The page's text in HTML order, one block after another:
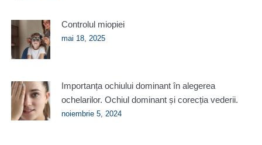
Controlul miopiei
mai 18, 2025
Importanța ochiului dominant în alegerea
ochelarilor. Ochiul dominant și corecția vederii.
noiembrie 5, 2024